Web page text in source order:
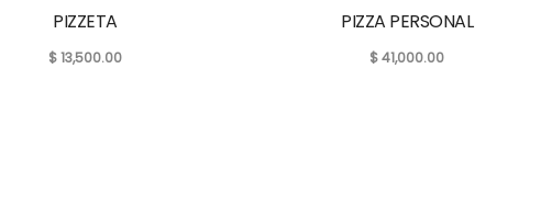
PIZZETA
$13,500.00
PIZZA PERSONAL
$41,000.00